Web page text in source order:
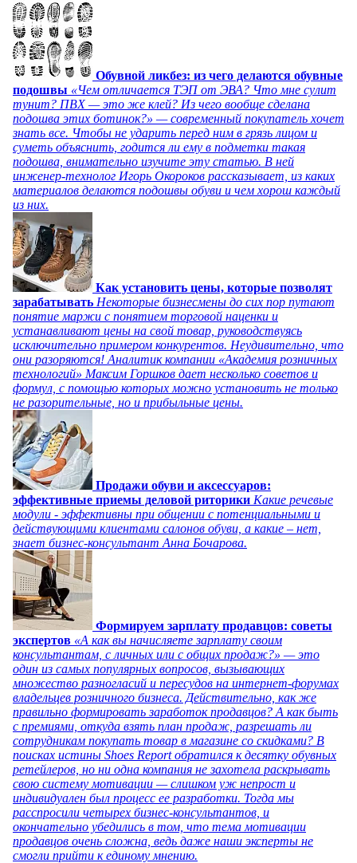
Обувной ликбез: из чего делаются обувные
подошвы «Чем отличается ТЭП от ЭВА? Что мне сулит
тунит? ПВХ — это же клей? Из чего вообще сделана
подошва этих ботинок?» — современный покупатель хочет
знать все. Чтобы не ударить перед ним в грязь лицом и
суметь объяснить, годится ли ему в подметки такая
подошва, внимательно изучите эту статью. В ней
инженер-технолог Игорь Окороков рассказывает, из каких
материалов делаются подошвы обуви и чем хорош каждый
из них.
Как установить цены, которые позволят
зарабатывать Некоторые бизнесмены до сих пор путают
понятие маржи с понятием торговой наценки и
устанавливают цены на свой товар, руководствуясь
исключительно примером конкурентов. Неудивительно, что
они разоряются! Аналитик компании «Академия розничных
технологий» Максим Горшков дает несколько советов и
формул, с помощью которых можно установить не только
не разорительные, но и прибыльные цены.
Продажи обуви и аксессуаров:
эффективные приемы деловой риторики Какие речевые
модули - эффективны при общении с потенциальными и
действующими клиентами салонов обуви, а какие – нет,
знает бизнес-консультант Анна Бочарова.
Формируем зарплату продавцов: советы
экспертов «А как вы начисляете зарплату своим
консультантам, с личных или с общих продаж?» — это
один из самых популярных вопросов, вызывающих
множество разногласий и пересудов на интернет-форумах
владельцев розничного бизнеса. Действительно, как же
правильно формировать заработок продавцов? А как быть
с премиями, откуда взять план продаж, разрешать ли
сотрудникам покупать товар в магазине со скидками? В
поисках истины Shoes Report обратился к десятку обувных
ретейлеров, но ни одна компания не захотела раскрывать
свою систему мотивации — слишком уж непрост и
индивидуален был процесс ее разработки. Тогда мы
расспросили четырех бизнес-консультантов, и
окончательно убедились в том, что тема мотивации
продавцов очень сложна, ведь даже наши эксперты не
смогли прийти к единому мнению.